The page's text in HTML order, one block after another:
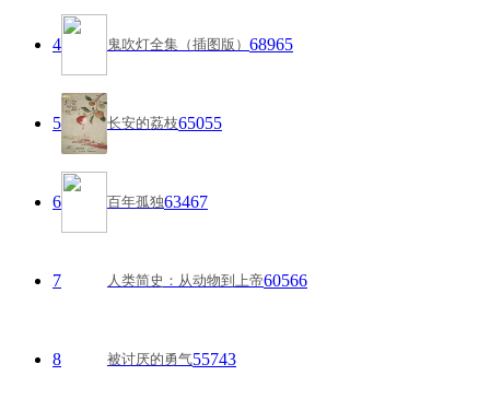
4 鬼吹灯全集（插图版） 68965
5 长安的荔枝65055
6 百年孤独63467
7 人类简史：从动物到上帝60566
8 被讨厌的勇气55743